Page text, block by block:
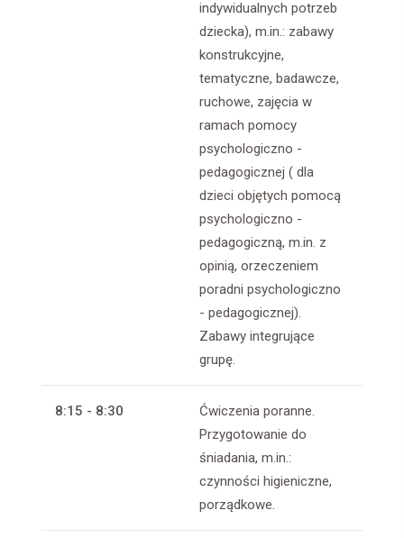
indywidualnych potrzeb
dziecka), m.in.: zabawy
konstrukcyjne,
tematyczne, badawcze,
ruchowe, zajęcia w
ramach pomocy
psychologiczno -
pedagogicznej ( dla
dzieci objętych pomocą
psychologiczno -
pedagogiczną, m.in. z
opinią, orzeczeniem
poradni psychologiczno
- pedagogicznej).
Zabawy integrujące
grupę.
8:15 - 8:30
Ćwiczenia poranne.
Przygotowanie do
śniadania, m.in.:
czynności higieniczne,
porządkowe.